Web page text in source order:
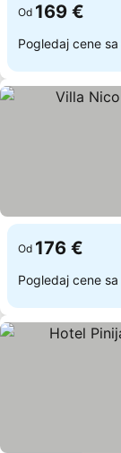
Od 169 €
Pogledaj cene sa
Od 176 €
Pogledaj cene sa